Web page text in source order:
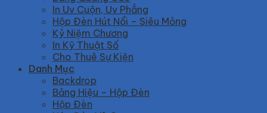
In Uv Cuộn, Uv Phẳng
Hộp Đèn Hút Nổi – Siêu Mỏng
Kỷ Niệm Chương
In Kỹ Thuật Số
Cho Thuê Sự Kiện
Danh Mục
Backdrop
Bảng Hiệu – Hộp Đèn
Hộp Đèn